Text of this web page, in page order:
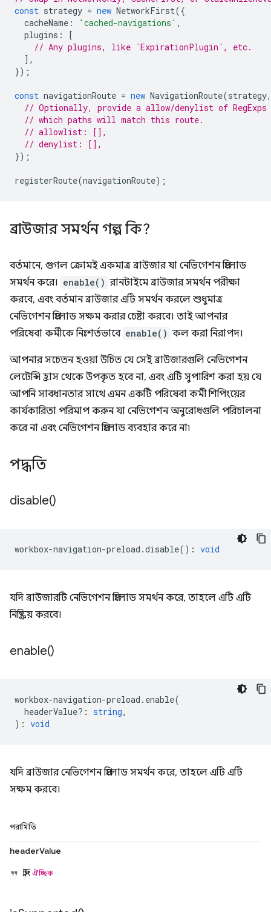
const strategy = new NetworkFirst({
cacheName : 'cached-navigations' ,
plugins :
[
// Any plugins, like `ExpirationPlugin`, etc.
],
});
const navigationRoute = new NavigationRoute(strategy,
// Optionally, provide a allow/denylist of RegExps
// which paths will match this route.
// allowlist: [],
// denylist: [],
});
registerRoute(navigationRoute);
ব্রাউজার সমর্থন গল্প কি?
বর্তমানে, গুগল ক্রোমই একমাত্র ব্রাউজার যা নেভিগেশন প্রিলোড
সমর্থন করে। enable() রানটাইমে ব্রাউজার সমর্থন পরীক্ষা
করবে, এবং বর্তমান ব্রাউজার এটি সমর্থন করলে শুধুমাত্র
নেভিগেশন প্রিলোড সক্ষম করার চেষ্টা করবে। তাই আপনার
পরিষেবা কর্মীকে নিঃশর্তভাবে enable() কল করা নিরাপদ।
আপনার সচেতন হওয়া উচিত যে সেই ব্রাউজারগুলি নেভিগেশন
লেটেন্সি হ্রাস থেকে উপকৃত হবে না, এবং এটি সুপারিশ করা হয় যে
আপনি সাবধানতার সাথে এমন একটি পরিষেবা কর্মী শিপিংয়ের
কার্যকারিতা পরিমাপ করুন যা নেভিগেশন অনুরোধগুলি পরিচালনা
করে না এবং নেভিগেশন প্রিলোড ব্যবহার করে না৷
পদ্ধতি
disable()
workbox-navigation-preload .disable() : void
যদি ব্রাউজারটি নেভিগেশন প্রিলোড সমর্থন করে, তাহলে এটি এটি
নিষ্ক্রিয় করবে।
enable()
workbox-navigation-preload . enable(
headerValue? : string,
) : void
যদি ব্রাউজার নেভিগেশন প্রিলোড সমর্থন করে, তাহলে এটি এটি
সক্ষম করবে।
পরামিতি
headerValue
স্ট্রিং ঐচ্ছিক